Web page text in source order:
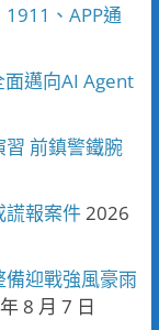
、APP通
邁向AI Agent
習 前鎮警鐵腕
謊報案件 2026
迎戰強風豪雨
8 月 7 日